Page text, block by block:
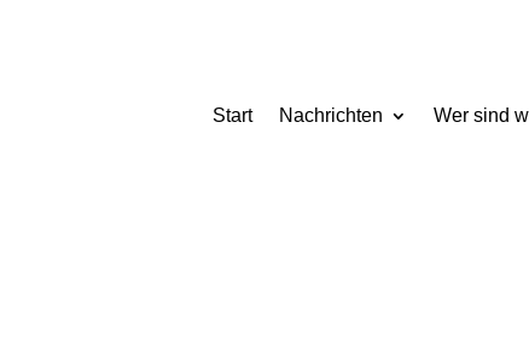
Start Nachrichten Wer sind